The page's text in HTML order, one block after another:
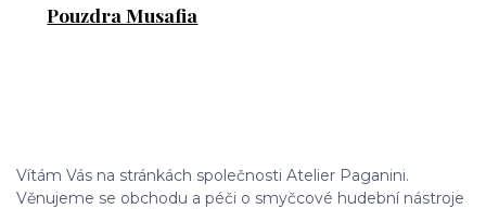
Pouzdra Musafia
Vítám Vás na stránkách společnosti Atelier Paganini.
Věnujeme se obchodu a péči o smyčcové hudební nástroje